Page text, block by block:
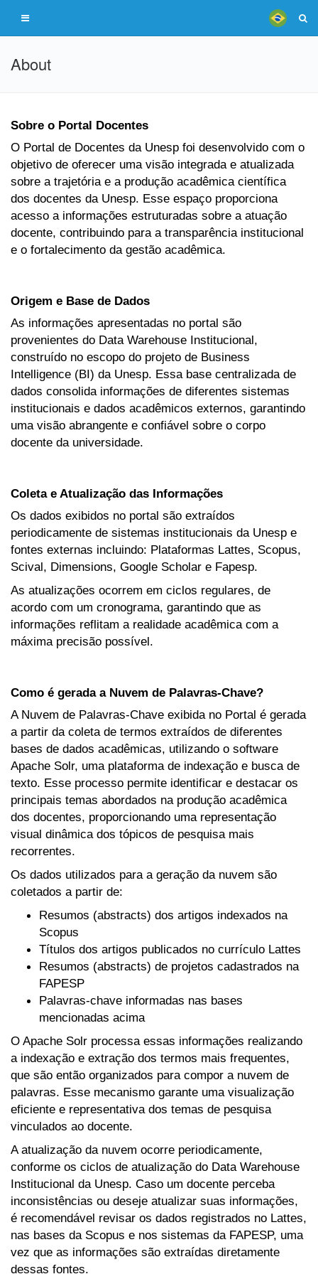
About
Sobre o Portal Docentes
O Portal de Docentes da Unesp foi desenvolvido com o
objetivo de oferecer uma visão integrada e atualizada
sobre a trajetória e a produção acadêmica científica
dos docentes da Unesp. Esse espaço proporciona
acesso a informações estruturadas sobre a atuação
docente, contribuindo para a transparência institucional
e o fortalecimento da gestão acadêmica.
Origem e Base de Dados
As informações apresentadas no portal são
provenientes do Data Warehouse Institucional,
construído no escopo do projeto de Business
Intelligence (BI) da Unesp. Essa base centralizada de
dados consolida informações de diferentes sistemas
institucionais e dados acadêmicos externos, garantindo
uma visão abrangente e confiável sobre o corpo
docente da universidade.
Coleta e Atualização das Informações
Os dados exibidos no portal são extraídos
periodicamente de sistemas institucionais da Unesp e
fontes externas incluindo: Plataformas Lattes, Scopus,
Scival, Dimensions, Google Scholar e Fapesp.
As atualizações ocorrem em ciclos regulares, de
acordo com um cronograma, garantindo que as
informações reflitam a realidade acadêmica com a
máxima precisão possível.
Como é gerada a Nuvem de Palavras-Chave?
A Nuvem de Palavras-Chave exibida no Portal é gerada
a partir da coleta de termos extraídos de diferentes
bases de dados acadêmicas, utilizando o software
Apache Solr, uma plataforma de indexação e busca de
texto. Esse processo permite identificar e destacar os
principais temas abordados na produção acadêmica
dos docentes, proporcionando uma representação
visual dinâmica dos tópicos de pesquisa mais
recorrentes.
Os dados utilizados para a geração da nuvem são
coletados a partir de:
Resumos (abstracts) dos artigos indexados na
Scopus
Títulos dos artigos publicados no currículo Lattes
Resumos (abstracts) de projetos cadastrados na
FAPESP
Palavras-chave informadas nas bases
mencionadas acima
O Apache Solr processa essas informações realizando
a indexação e extração dos termos mais frequentes,
que são então organizados para compor a nuvem de
palavras. Esse mecanismo garante uma visualização
eficiente e representativa dos temas de pesquisa
vinculados ao docente.
A atualização da nuvem ocorre periodicamente,
conforme os ciclos de atualização do Data Warehouse
Institucional da Unesp. Caso um docente perceba
inconsistências ou deseje atualizar suas informações,
é recomendável revisar os dados registrados no Lattes,
nas bases da Scopus e nos sistemas da FAPESP, uma
vez que as informações são extraídas diretamente
dessas fontes.